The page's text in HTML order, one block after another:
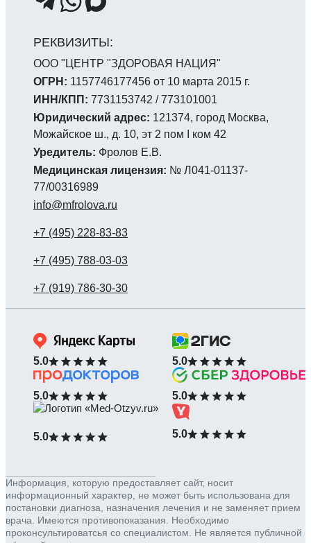
ООО "ЦЕНТР "ЗДОРОВАЯ НАЦИЯ"
ОГРН: 1157746177456 от 10 марта 2015 г.
ИНН/КПП: 7731153742 / 773101001
Юридический адрес: 121374, город Москва,
Можайское ш., д. 10, эт 2 пом I ком 42
Уредитель: Фролов Е.В.
Медицинская лицензия: № Л041-01137-
77/00316989
info@mfrolova.ru
5.0 5.0
5.0 5.0
5.0 5.0
Информация, которую предоставляет сайт, носит
информационный характер, не может быть использована для
постановки диагноза, назначения лечения и не заменяет прием
врача. Имеются противопоказания. Необходимо
проконсультироватсья со специалистом. Не является публичной